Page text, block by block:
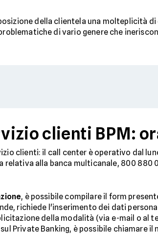
della clientela una molteplicità
di vario genere che
clienti BPM:
clienti: il call center è operativo dal
relativa alla banca multicanale, 800 880
, è possibile compilare il form
richiede l'inserimento dei dati
della modalità (via e-mail o
Private Banking, è possibile chiamare il